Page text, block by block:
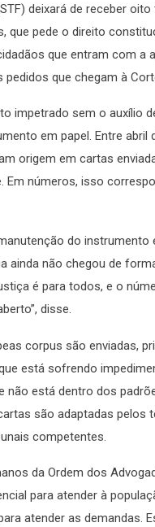
deixará de receber
que pede o direito
que entram com a
que chegam à
impetrado sem o auxílio
em papel. Entre abril
origem em cartas
números, isso
do instrumento
ainda não chegou de
é para todos, e o
disse.
corpus são enviadas,
está sofrendo
está dentro dos
são adaptadas pelos
competentes.
da Ordem dos
para atender à
atender as demandas.